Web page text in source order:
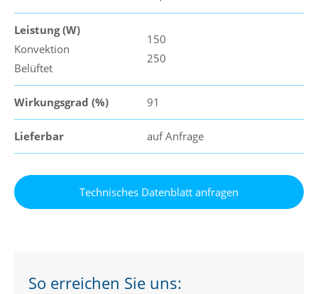
Leistung (W)
Konvektion
Belüftet
150
250
Wirkungsgrad (%) 91
Lieferbar auf Anfrage
So erreichen Sie uns: